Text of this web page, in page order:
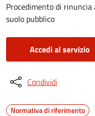
Procedimento di rinuncia
suolo pubblico
Accedi al servizio
Condividi
Normativa di riferimento